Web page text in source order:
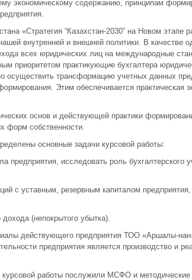
экономическому содержанию, принципам
«Стратегия “Казахстан-2030” на Новом этапе
внутренней и внешней политики. В качестве
всех юридических лиц на международные
приоритетом практикующие бухгалтера
осуществить трансформацию учетных данных
Этим обеспечивается практическая
основ и действующей практики
форм собственности.
основные задачи курсовой работы:
предприятия, исследовать роль бухгалтерского
с уставным, резервным капиталом
(непокрытого убытка).
действующего предприятия ТОО «Аршалы-
предприятия является производство и
работы послужили МСФО и методические